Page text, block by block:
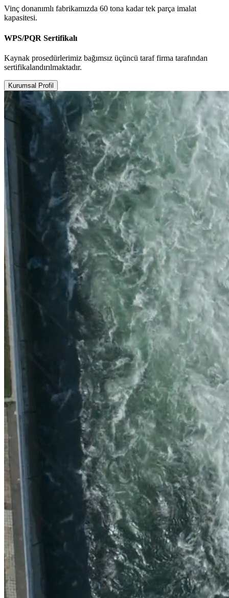
Vinç donanımlı fabrikamızda 60 tona kadar tek parça imalat
kapasitesi.
WPS/PQR Sertifikalı
Kaynak prosedürlerimiz bağımsız üçüncü taraf firma tarafından
sertifikalandırılmaktadır.
Kurumsal Profil